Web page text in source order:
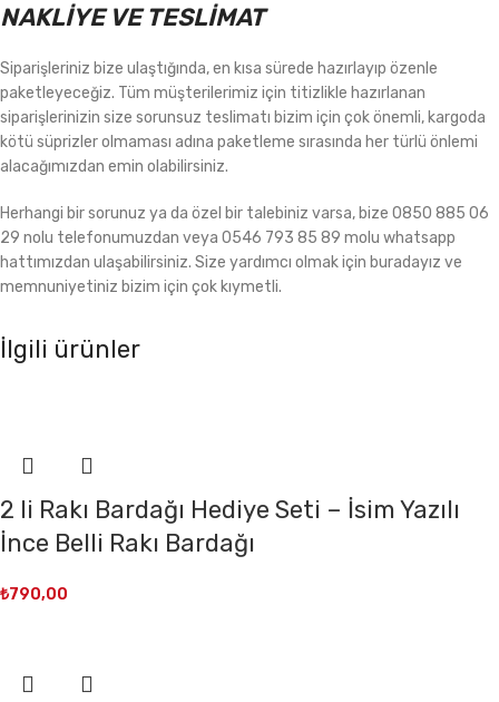
NAKLİYE VE TESLİMAT
Siparişleriniz bize ulaştığında, en kısa sürede hazırlayıp özenle
paketleyeceğiz. Tüm müşterilerimiz için titizlikle hazırlanan
siparişlerinizin size sorunsuz teslimatı bizim için çok önemli, kargoda
kötü süprizler olmaması adına paketleme sırasında her türlü önlemi
alacağımızdan emin olabilirsiniz.
Herhangi bir sorunuz ya da özel bir talebiniz varsa, bize 0850 885 06
29 nolu telefonumuzdan veya 0546 793 85 89 molu whatsapp
hattımızdan ulaşabilirsiniz. Size yardımcı olmak için buradayız ve
memnuniyetiniz bizim için çok kıymetli.
İlgili ürünler
2 li Rakı Bardağı Hediye Seti – İsim Yazılı
İnce Belli Rakı Bardağı
₺790,00